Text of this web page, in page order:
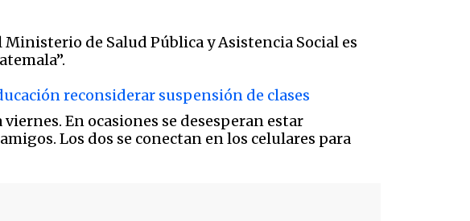
de Salud Pública y Asistencia Social es
reconsiderar suspensión de clases
En ocasiones se desesperan estar
Los dos se conectan en los celulares para